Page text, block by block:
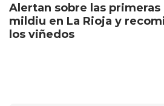
Alertan sobre las primeras
mildiu en La Rioja y
los viñedos